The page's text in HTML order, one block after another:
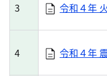
3 令和４年
4 令和４年